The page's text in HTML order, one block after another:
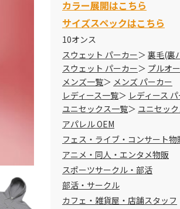
XXL
5,610 円 →
カラー展開はこちら
サイズスペックはこちら
10オンス
スウェット パーカー
裏毛(裏
スウェット パーカー
プルオ
メンズ一覧
メンズ パーカー
レディース一覧
レディース
ユニセックス一覧
ユニセッ
アパレル OEM
フェス・ライブ・コンサート物
アニメ・同人・エンタメ物販
スポーツサークル・部活
部活・サークル
カフェ・雑貨屋・店舗スタッフ